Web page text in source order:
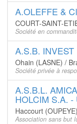
A.OLEFFE &
COURT-SAINT-
Société en
A.S.B. INVEST
Ohain (LASNE) /
Société privée à
A.S.B.L.
HOLCIM S.A.
Haccourt
Association sans but